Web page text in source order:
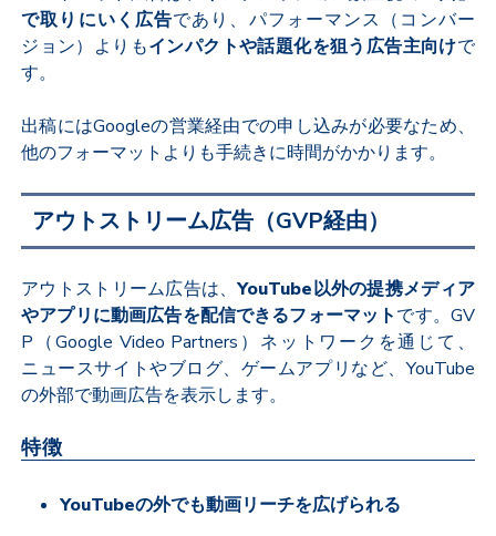
で取りにいく広告であり、パフォーマンス（コンバー
ジョン）よりもインパクトや話題化を狙う広告主向けで
す。
出稿にはGoogleの営業経由での申し込みが必要なため、
他のフォーマットよりも手続きに時間がかかります。
アウトストリーム広告（GVP経由）
アウトストリーム広告は、YouTube以外の提携メディア
やアプリに動画広告を配信できるフォーマットです。 GV
P （Google Video Partners ）ネットワークを通じて、
ニュースサイトやブログ、ゲームアプリなど、YouTube
の外部で動画広告を表示します。
特徴
YouTubeの外でも動画リーチを広げられる